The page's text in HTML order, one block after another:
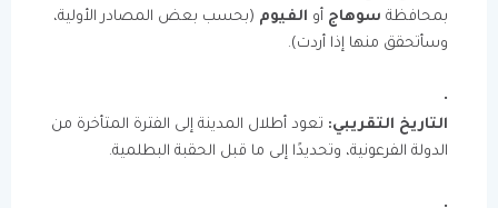
بمحافظة سوهاج أو الفيوم (بحسب بعض المصادر الأولية،
وسأتحقق منها إذا أردت).
التاريخ التقريبي: تعود أطلال المدينة إلى الفترة المتأخرة من
الدولة الفرعونية، وتحديدًا إلى ما قبل الحقبة البطلمية.